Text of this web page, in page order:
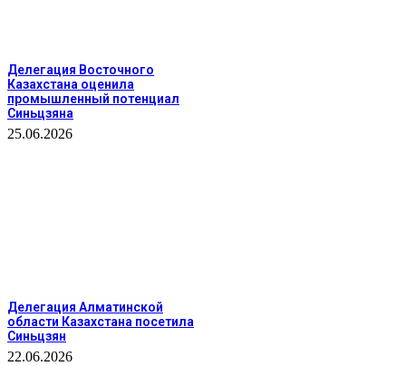
Делегация Восточного
Казахстана оценила
промышленный потенциал
Синьцзяна
25.06.2026
Делегация Алматинской
области Казахстана посетила
Синьцзян
22.06.2026